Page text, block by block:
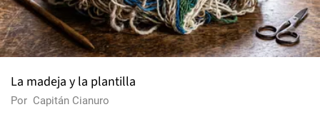
La madeja y la plantilla
Por Capitán Cianuro